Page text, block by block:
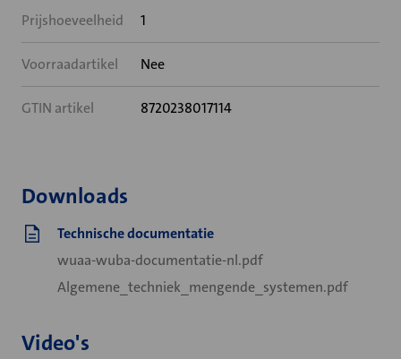
Prijshoeveelheid 1
Voorraadartikel Nee
GTIN artikel 8720238017114
Downloads
Technische documentatie
wuaa-wuba-documentatie-nl.pdf
Algemene_techniek_mengende_systemen.pdf
Video's